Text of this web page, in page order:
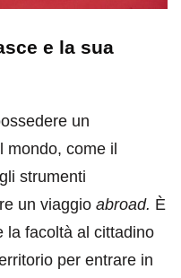
e la sua
un
mondo, come il
strumenti
un viaggio abroad. È
la facoltà al cittadino
per entrare in